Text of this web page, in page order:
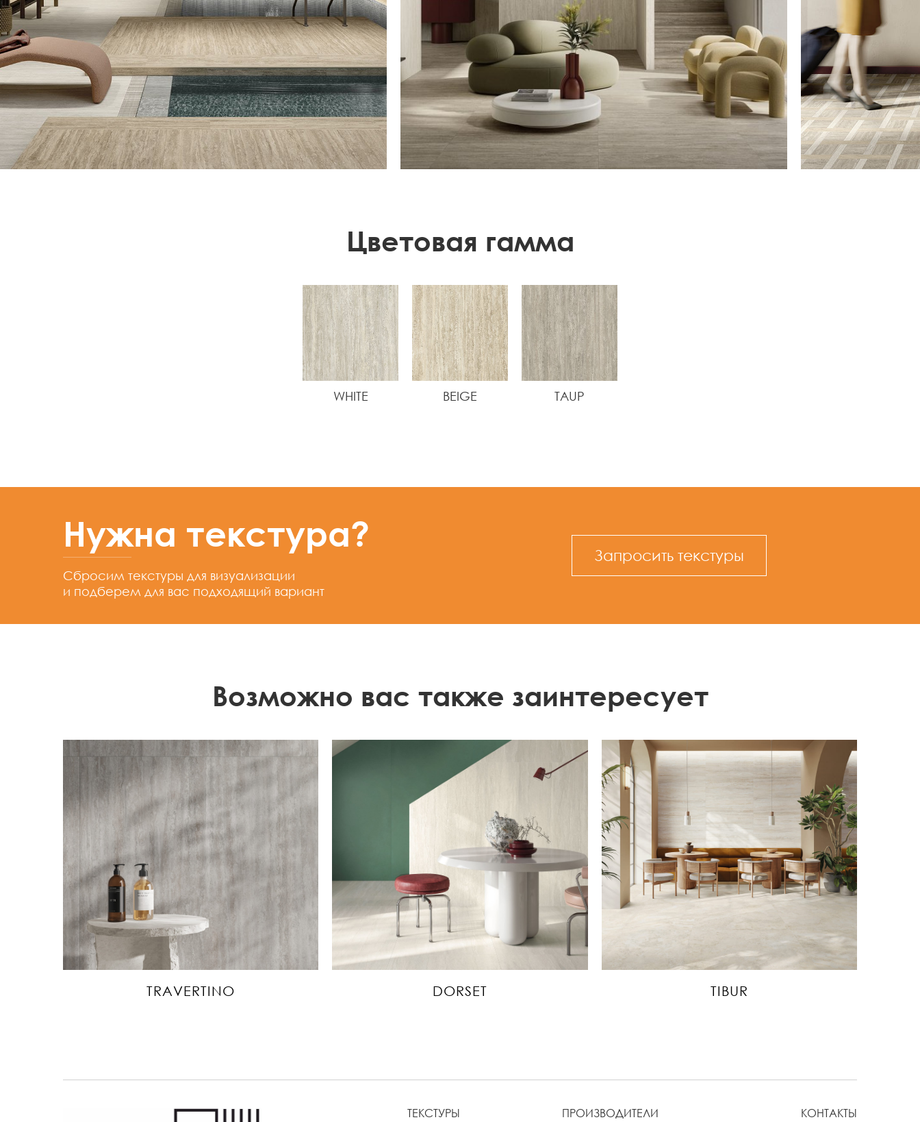
Цветовая гамма
WHITE BEIGE TAUP
Нужна текстура?
Сбросим текстуры для визуализации
и подберем для вас подходящий вариант
Запросить текстуры
Возможно вас также заинтересует
TRAVERTINO DORSET TIBUR
ТЕКСТУРЫ ПРОИЗВОДИТЕЛИ КОНТАКТЫ